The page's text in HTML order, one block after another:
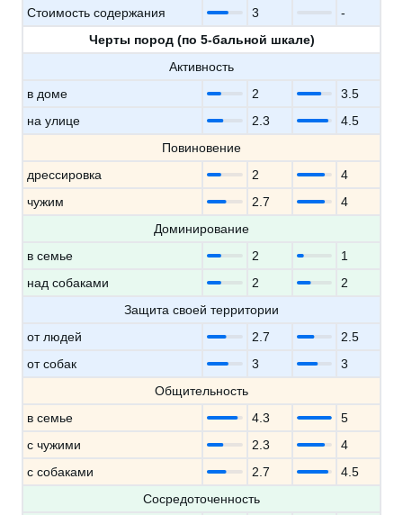
Стоимость содержания
3
-
Черты пород (по 5-бальной шкале)
Активность
в доме
2
3.5
на улице
2.3
4.5
Повиновение
дрессировка
2
4
чужим
2.7
4
Доминирование
в семье
2
1
над собаками
2
2
Защита своей территории
от людей
2.7
2.5
от собак
3
3
Общительность
в семье
4.3
5
с чужими
2.3
4
с собаками
2.7
4.5
Сосредоточенность